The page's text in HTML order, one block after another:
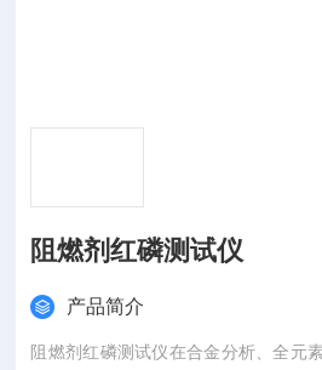
阻燃剂红磷测试仪
产品简介
阻燃剂红磷测试仪在合金分析、全元